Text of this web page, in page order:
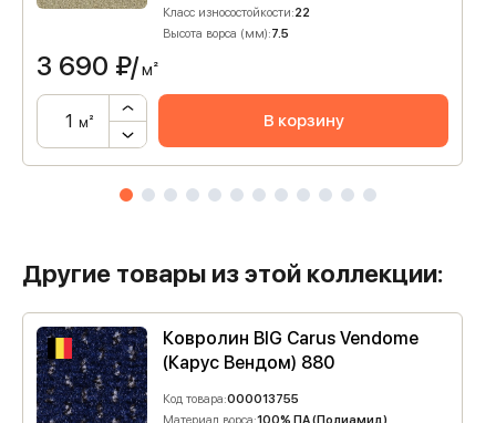
Класс износостойкости:22
Высота ворса (мм):7.5
3 690 ₽/м²
м² В корзину
Другие товары из этой коллекции:
Ковролин BIG Carus Vendome
(Карус Вендом) 880
Код товара:000013755